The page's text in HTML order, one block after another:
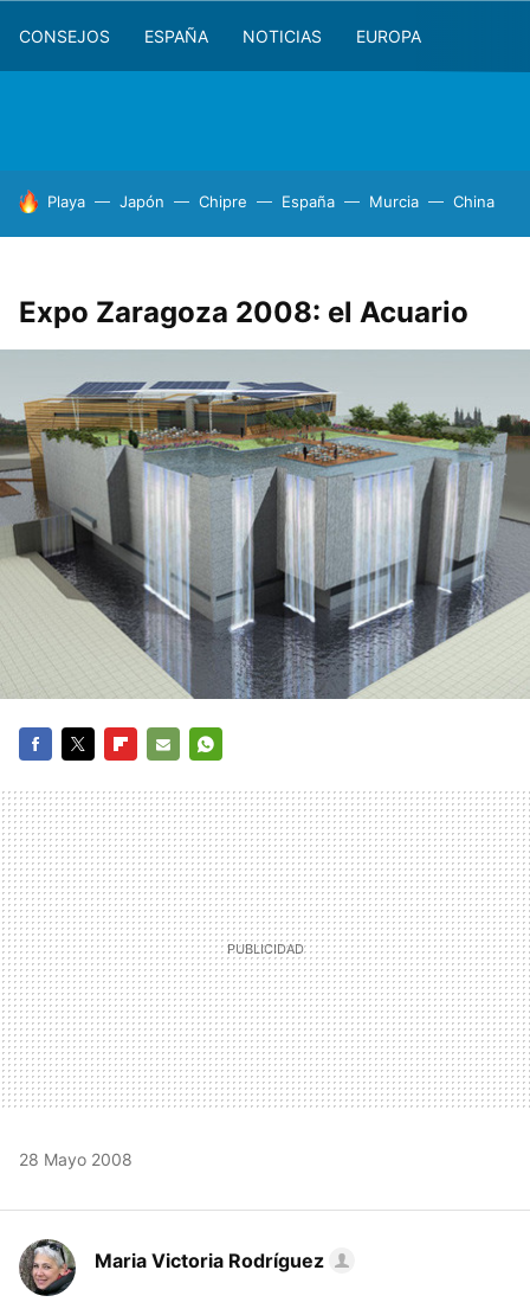
CONSEJOS ESPAÑA NOTICIAS EUROPA
HOY SE HABLA DE
Playa Japón Chipre España Murcia China
Expo Zaragoza 2008: el Acuario
MAIL
28 Mayo 2008
Maria Victoria Rodríguez